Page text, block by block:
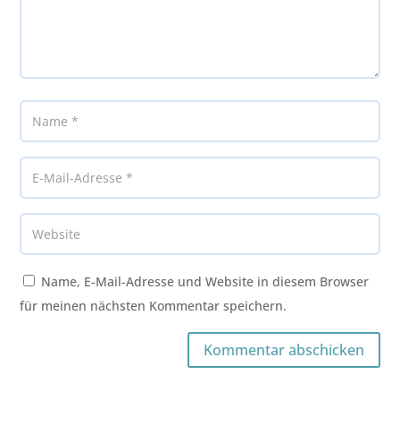
Name, E-Mail-Adresse und Website in diesem Browser
für meinen nächsten Kommentar speichern.
Kommentar abschicken